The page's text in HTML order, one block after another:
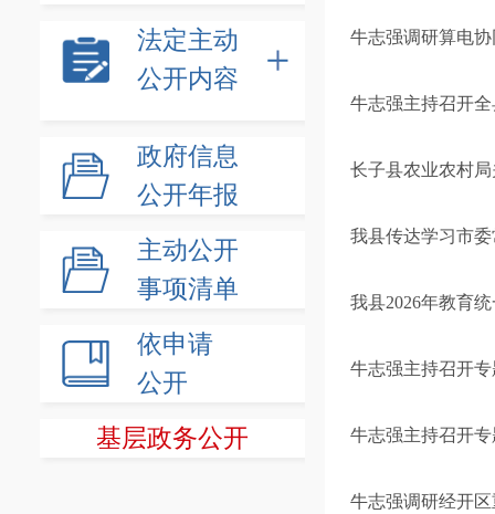
法定主动
公开内容
政府信息
公开年报
主动公开
事项清单
依申请
公开
基层政务公开
牛志强调研算电
牛志强主持召开
长子县农业农村
我县传达学习市
我县2026年教育
牛志强主持召开
牛志强主持召开
牛志强调研经开